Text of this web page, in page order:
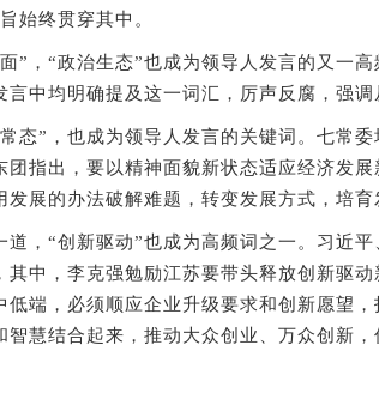
始终贯穿其中。
“政治生态”也成为领导人发言的又一高
言中均明确提及这一词汇，厉声反腐，强调
”，也成为领导人发言的关键词。七常委
团指出，要以精神面貌新状态适应经济发展
发展的办法破解难题，转变发展方式，培育
“创新驱动”也成为高频词之一。习近平
其中，李克强勉励江苏要带头释放创新驱
低端，必须顺应企业升级要求和创新愿望，
智慧结合起来，推动大众创业、万众创新，